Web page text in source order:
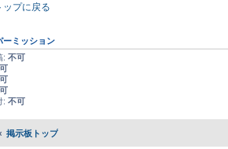
ップに戻る
ーミッション
: 不可
: 不可
掲示板トップ